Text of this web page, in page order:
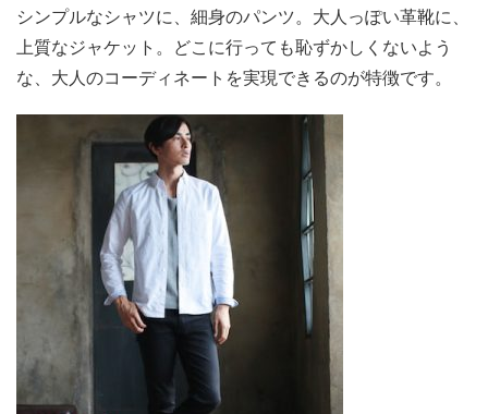
シンプルなシャツに、細身のパンツ。大人っぽい革靴に、
上質なジャケット。どこに行っても恥ずかしくないよう
な、大人のコーディネートを実現できるのが特徴です。